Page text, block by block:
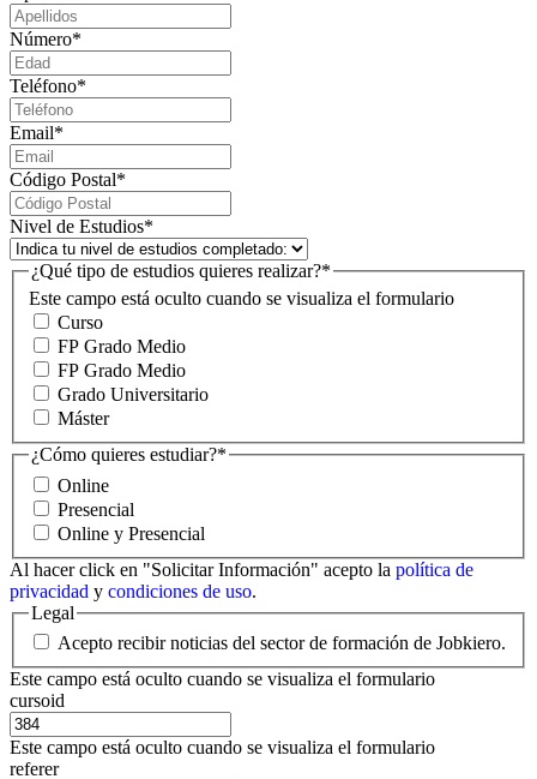
Número*
Teléfono*
Email*
Código Postal*
Nivel de Estudios*
Este campo está oculto cuando se visualiza el formulario
¿Qué tipo de estudios quieres realizar?*
Curso
FP Grado Medio
FP Grado Medio
Grado Universitario
Máster
¿Cómo quieres estudiar?*
Online
Presencial
Online y Presencial
Al hacer click en "Solicitar Información" acepto la política de
privacidad y condiciones de uso.
Legal
Acepto recibir noticias del sector de formación de Jobkiero.
Este campo está oculto cuando se visualiza el formulario
cursoid
Este campo está oculto cuando se visualiza el formulario
referer